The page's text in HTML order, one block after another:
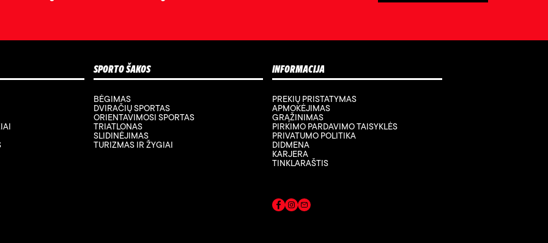
SPORTO ŠAKOS
BĖGIMAS
DVIRAČIŲ SPORTAS
ORIENTAVIMOSI SPORTAS
TRIATLONAS
SLIDINĖJIMAS
TURIZMAS IR ŽYGIAI
INFORMACIJA
PREKIŲ PRISTATYMAS
APMOKĖJIMAS
GRĄŽINIMAS
PIRKIMO PARDAVIMO TAISYKLĖS
PRIVATUMO POLITIKA
DIDMENA
KARJERA
TINKLARAŠTIS